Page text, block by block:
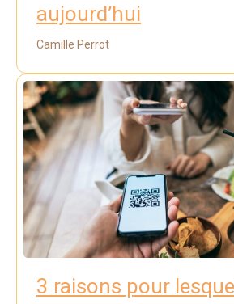
aujourd’hui
Camille Perrot
3 raisons pour